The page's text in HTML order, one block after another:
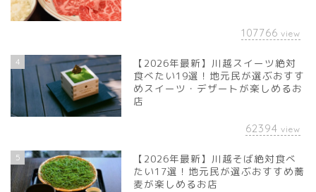
107766 view
4
【2026年最新】川越スイーツ絶対
食べたい19選！地元民が選ぶおすす
めスイーツ・デザートが楽しめるお
店
62394 view
5
【2026年最新】川越そば絶対食べ
たい17選！地元民が選ぶおすすめ蕎
麦が楽しめるお店